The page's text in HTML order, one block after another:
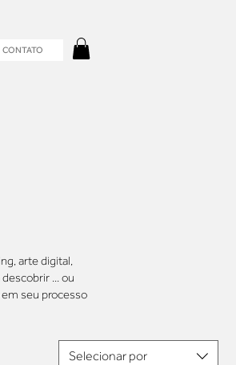
CONTATO
arte digital,
... ou
seu processo
Selecionar por